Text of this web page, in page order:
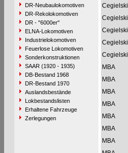
DR-Neubaulokomotiven
DR-Rekolokomotiven
DR - "6000er"
ELNA-Lokomotiven
Industrielokomotiven
Feuerlose Lokomotiven
Sonderkonstruktionen
SAAR (1920 - 1935)
DB-Bestand 1968
DR-Bestand 1970
Auslandsbestände
Lokbestandslisten
Erhaltene Fahrzeuge
Zerlegungen
Cegielski
Cegielski
Cegielski
Cegielski
Cegielski
MBA
MBA
MBA
MBA
MBA
MBA
MBA